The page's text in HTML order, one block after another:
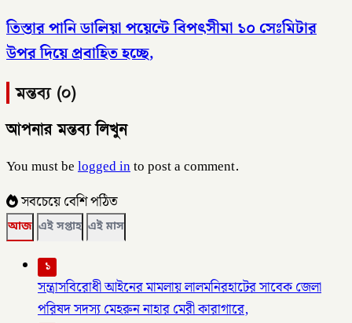
তিস্তার পানি ডালিয়া পয়েন্টে বিপৎসীমা ১০ সেঃমিটার
উপর দিয়ে প্রবাহিত হচ্ছে,
মন্তব্য (০)
আপনার মন্তব্য লিখুন
You must belogged into post a comment.
সবচেয়ে বেশি পঠিত
আজ এই সপ্তাহ এই মাস
১
সন্ত্রাসবিরোধী আইনের মামলায় লালমনিরহাটের সাবেক জেলা
পরিষদ সদস্য মেহরুন নাহার মেরী কারাগারে,